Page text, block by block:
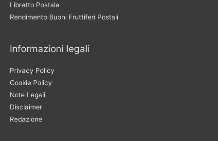
Libretto Postale
Rendimento Buoni Fruttiferi Postali
Informazioni legali
Privacy Policy
Cookie Policy
Note Legali
Disclaimer
Redazione